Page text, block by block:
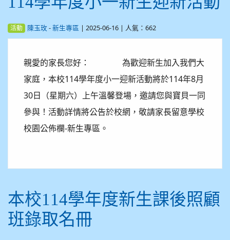
活動 陳玉玫- 新生專區 | 2025-06-16 | 人氣：662
親愛的家長您好： 為歡迎新生加入我們大
家庭，本校114學年度小一迎新活動將於114年8月
30日（星期六）上午溫馨登場，邀請您與寶貝一同
參與！活動詳情將公告於校網，敬請家長留意學校
校園公佈欄-新生專區。
本校114學年度新生課後照顧
班錄取名冊